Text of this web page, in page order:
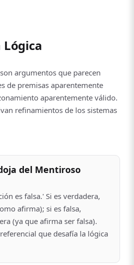
Lógica
argumentos que parecen
de premisas aparentemente
aparentemente válido.
refinamientos de los sistemas
del Mentiroso
es falsa.' Si es verdadera,
afirma); si es falsa,
(ya que afirma ser falsa).
que desafía la lógica